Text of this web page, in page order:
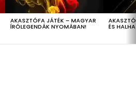
AKASZTÓFA JÁTÉK – MAGYAR
ÍRÓLEGENDÁK NYOMÁBAN! ÉS